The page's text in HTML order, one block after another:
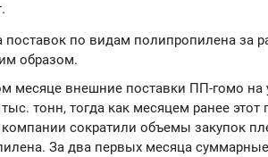
поставок по видам полипропилена за
образом.
месяце внешние поставки ПП-гомо на
тонн, тогда как месяцем ранее
сократили объемы закупок
За два первых месяца